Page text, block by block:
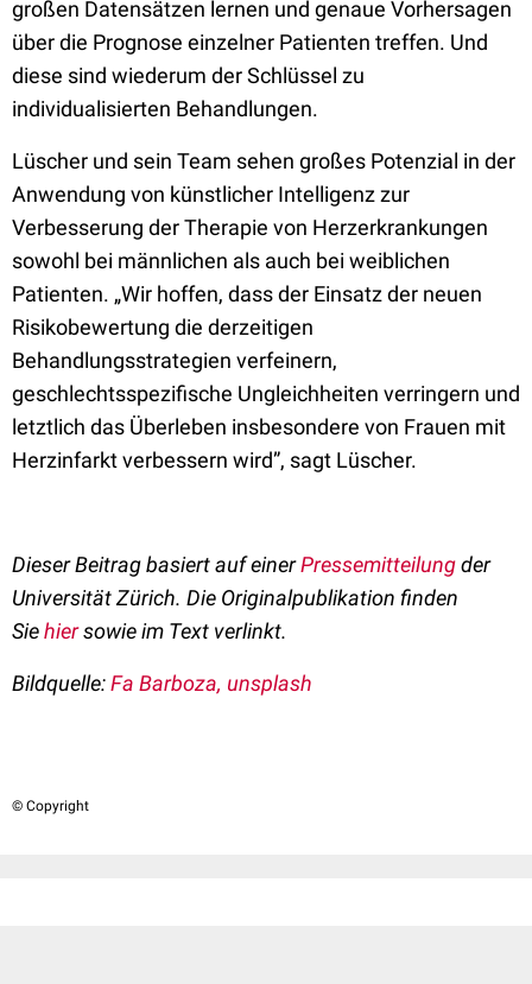
großen Datensätzen lernen und genaue Vorhersagen
über die Prognose einzelner Patienten treffen. Und
diese sind wiederum der Schlüssel zu
individualisierten Behandlungen.
Lüscher und sein Team sehen großes Potenzial in der
Anwendung von künstlicher Intelligenz zur
Verbesserung der Therapie von Herzerkrankungen
sowohl bei männlichen als auch bei weiblichen
Patienten. „Wir hoffen, dass der Einsatz der neuen
Risikobewertung die derzeitigen
Behandlungsstrategien verfeinern,
geschlechtsspezifische Ungleichheiten verringern und
letztlich das Überleben insbesondere von Frauen mit
Herzinfarkt verbessern wird”, sagt Lüscher.
Dieser Beitrag basiert auf einerPressemitteilungder
Universität Zürich. Die Originalpublikation finden
Siehiersowie im Text verlinkt.
Bildquelle:Fa Barboza, unsplash
© Copyright